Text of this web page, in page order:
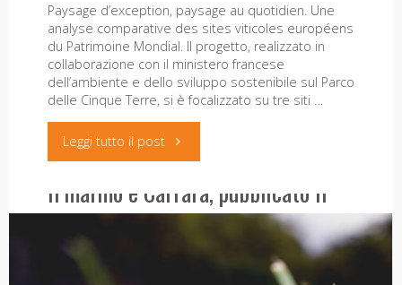
nel
progetto
CAMBIO-
VIA
sulla
transumanza"
Il marmo e Carrara, pubblicato il
volume
20 Luglio 2020
Paysage d’exception, paysage au quotidien. Une
analyse comparative des sites viticoles européens
du Patrimoine Mondial. Il progetto, realizzato in
collaborazione con il ministero francese
dell’ambiente e dello sviluppo sostenibile sul Parco
delle Cinque Terre, si è focalizzato su tre siti …
Leggi tutto il post"Paysage